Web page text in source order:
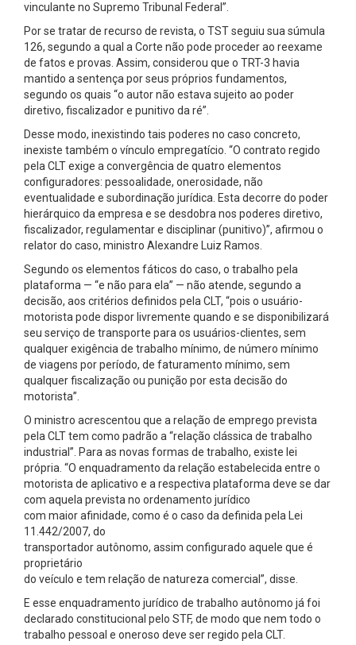
vinculante no Supremo Tribunal Federal”.
Por se tratar de recurso de revista, o TST seguiu sua súmula
126, segundo a qual a Corte não pode proceder ao reexame
de fatos e provas. Assim, considerou que o TRT-3 havia
mantido a sentença por seus próprios fundamentos,
segundo os quais “o autor não estava sujeito ao poder
diretivo, fiscalizador e punitivo da ré”.
Desse modo, inexistindo tais poderes no caso concreto,
inexiste também o vínculo empregatício. “O contrato regido
pela CLT exige a convergência de quatro elementos
configuradores: pessoalidade, onerosidade, não
eventualidade e subordinação jurídica. Esta decorre do poder
hierárquico da empresa e se desdobra nos poderes diretivo,
fiscalizador, regulamentar e disciplinar (punitivo)”, afirmou o
relator do caso, ministro Alexandre Luiz Ramos.
Segundo os elementos fáticos do caso, o trabalho pela
plataforma — “e não para ela” — não atende, segundo a
decisão, aos critérios definidos pela CLT, “pois o usuário-
motorista pode dispor livremente quando e se disponibilizará
seu serviço de transporte para os usuários-clientes, sem
qualquer exigência de trabalho mínimo, de número mínimo
de viagens por período, de faturamento mínimo, sem
qualquer fiscalização ou punição por esta decisão do
motorista”.
O ministro acrescentou que a relação de emprego prevista
pela CLT tem como padrão a “relação clássica de trabalho
industrial”. Para as novas formas de trabalho, existe lei
própria. “O enquadramento da relação estabelecida entre o
motorista de aplicativo e a respectiva plataforma deve se dar
com aquela prevista no ordenamento jurídico
com maior afinidade, como é o caso da definida pela Lei
11.442/2007, do
transportador autônomo, assim configurado aquele que é
proprietário
do veículo e tem relação de natureza comercial”, disse.
E esse enquadramento jurídico de trabalho autônomo já foi
declarado constitucional pelo STF, de modo que nem todo o
trabalho pessoal e oneroso deve ser regido pela CLT.